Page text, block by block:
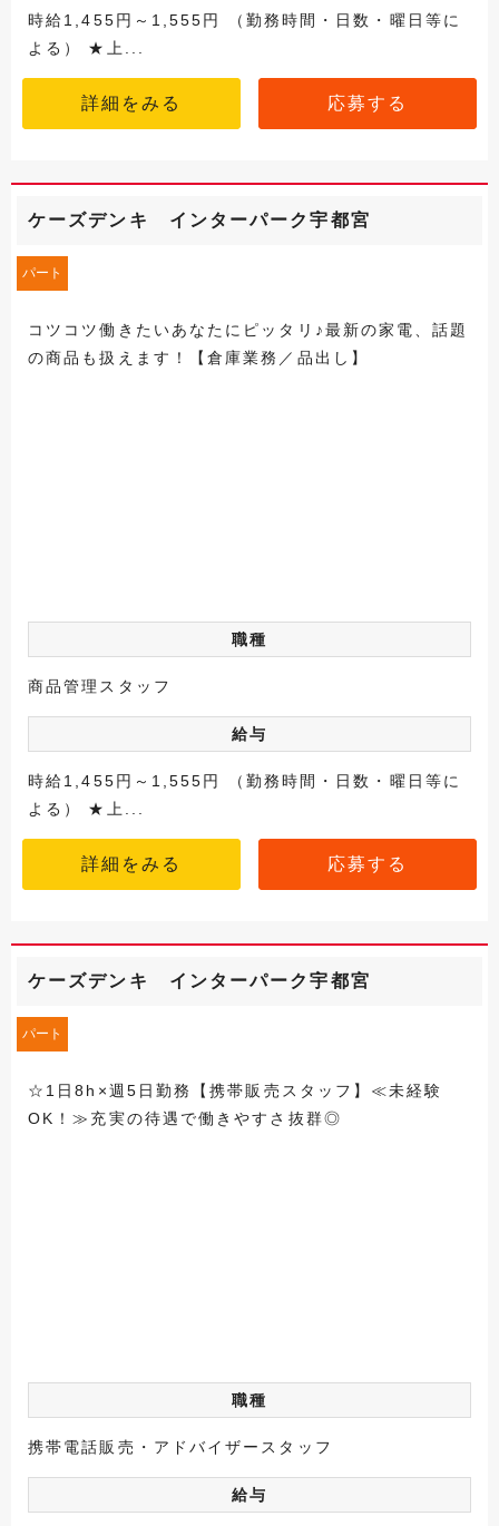
時給1,455円～1,555円 （勤務時間・日数・曜日等に
よる） ★上...
詳細をみる 応募する
ケーズデンキ インターパーク宇都宮
パート
コツコツ働きたいあなたにピッタリ♪最新の家電、話題
の商品も扱えます！【倉庫業務／品出し】
職種
商品管理スタッフ
給与
時給1,455円～1,555円 （勤務時間・日数・曜日等に
よる） ★上...
詳細をみる 応募する
ケーズデンキ インターパーク宇都宮
パート
☆1日8h×週5日勤務【携帯販売スタッフ】≪未経験
OK！≫充実の待遇で働きやすさ抜群◎
職種
携帯電話販売・アドバイザースタッフ
給与